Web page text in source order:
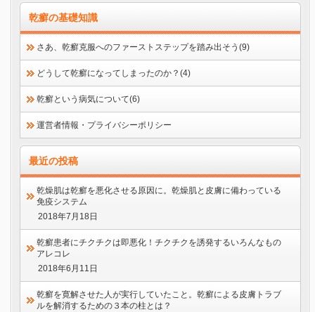
乾癬の基礎知識
さあ、乾癬克服へのファーストステップを踏み出そう(9)
どうして乾癬になってしまったのか？(4)
乾癬という病気について(6)
運営者情報・プライバシーポリシー
最近の投稿
乾燥肌は乾癬を悪化させる原因に。乾燥肌と皮膚に備わっている
免疫システム
2018年7月18日
乾癬患者にチクチクは即悪化！チクチクを誘発するいろんなもの
アレコレ
2018年6月11日
乾癬を寛解させた人が実行していたこと。乾癬による皮膚トラブ
ルを解消するための３本の柱とは？